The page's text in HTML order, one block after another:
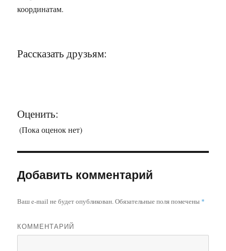
координатам.
Рассказать друзьям:
Оценить:
(Пока оценок нет)
Добавить комментарий
Ваш e-mail не будет опубликован.Обязательные поля помечены *
КОММЕНТАРИЙ